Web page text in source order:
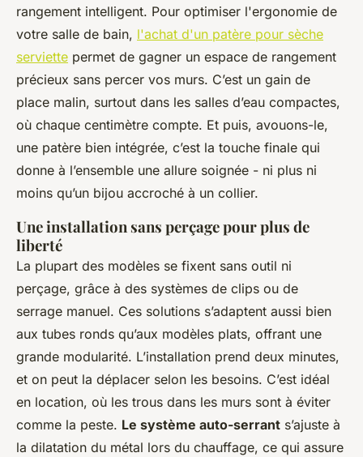
rangement intelligent. Pour optimiser l'ergonomie de
votre salle de bain, l'achat d'un patère pour sèche
serviette permet de gagner un espace de rangement
précieux sans percer vos murs. C’est un gain de
place malin, surtout dans les salles d’eau compactes,
où chaque centimètre compte. Et puis, avouons-le,
une patère bien intégrée, c’est la touche finale qui
donne à l’ensemble une allure soignée - ni plus ni
moins qu’un bijou accroché à un collier.
Une installation sans perçage pour plus de
liberté
La plupart des modèles se fixent sans outil ni
perçage, grâce à des systèmes de clips ou de
serrage manuel. Ces solutions s’adaptent aussi bien
aux tubes ronds qu’aux modèles plats, offrant une
grande modularité. L’installation prend deux minutes,
et on peut la déplacer selon les besoins. C’est idéal
en location, où les trous dans les murs sont à éviter
comme la peste. Le système auto-serrant s’ajuste à
la dilatation du métal lors du chauffage, ce qui assure